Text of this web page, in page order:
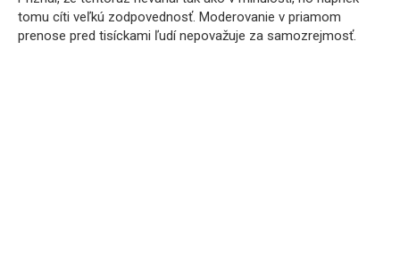
tomu cíti veľkú zodpovednosť. Moderovanie v priamom
prenose pred tisíckami ľudí nepovažuje za samozrejmosť.